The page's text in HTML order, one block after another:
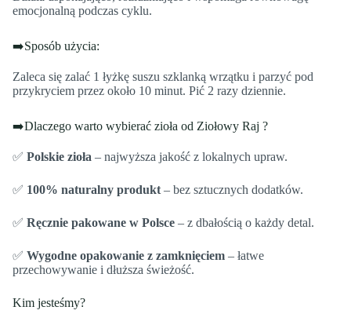
emocjonalną podczas cyklu.
➡️Sposób użycia:
Zaleca się zalać 1 łyżkę suszu szklanką wrzątku i parzyć pod
przykryciem przez około 10 minut. Pić 2 razy dziennie.
➡️Dlaczego warto wybierać zioła od Ziołowy Raj ?
✅ Polskie zioła – najwyższa jakość z lokalnych upraw.
✅ 100% naturalny produkt – bez sztucznych dodatków.
✅ Ręcznie pakowane w Polsce – z dbałością o każdy detal.
✅ Wygodne opakowanie z zamknięciem – łatwe
przechowywanie i dłuższa świeżość.
Kim jesteśmy?